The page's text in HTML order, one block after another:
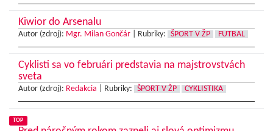
Kiwior do Arsenalu
Autor (zdroj): Mgr. Milan Gončár Rubriky: ŠPORT V ŽP FUTBAL
Cyklisti sa vo februári predstavia na majstrovstvách
sveta
Autor (zdroj): Redakcia Rubriky: ŠPORT V ŽP CYKLISTIKA
TOP